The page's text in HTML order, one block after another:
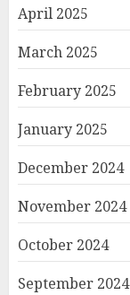
April 2025
March 2025
February 2025
January 2025
December 2024
November 2024
October 2024
September 2024